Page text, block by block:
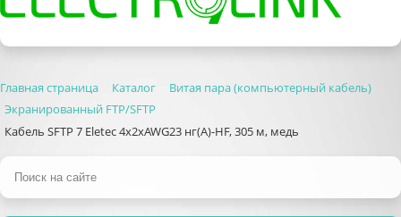
Главная страница Каталог
Витая пара (компьютерный кабель)
Экранированный FTP/SFTP
Кабель SFTP 7 Eletec 4x2xAWG23 нг(А)-HF, 305 м, медь